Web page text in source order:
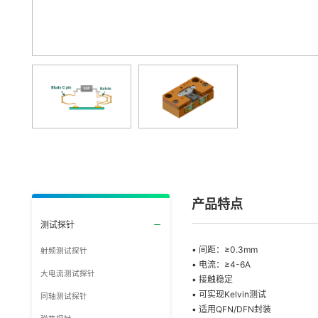
测试探针
射频测试探针
大电流测试探针
同轴测试探针
产品特点
• 间距：≥0.3mm
• 电流：≥4-6A
• 接触稳定
• 可实现Kelvin测试
• 适用QFN/DFN封装